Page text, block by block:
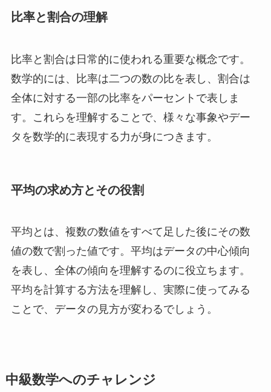
比率と割合の理解
比率と割合は日常的に使われる重要な概念です。
数学的には、比率は二つの数の比を表し、割合は
全体に対する一部の比率をパーセントで表しま
す。これらを理解することで、様々な事象やデー
タを数学的に表現する力が身につきます。
平均の求め方とその役割
平均とは、複数の数値をすべて足した後にその数
値の数で割った値です。平均はデータの中心傾向
を表し、全体の傾向を理解するのに役立ちます。
平均を計算する方法を理解し、実際に使ってみる
ことで、データの見方が変わるでしょう。
中級数学へのチャレンジ